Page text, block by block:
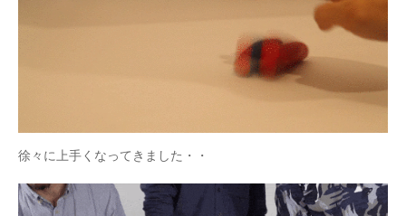
徐々に上手くなってきました・・